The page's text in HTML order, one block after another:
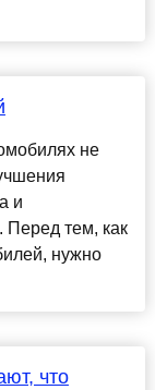
не
и
Перед тем, как
нужно
что